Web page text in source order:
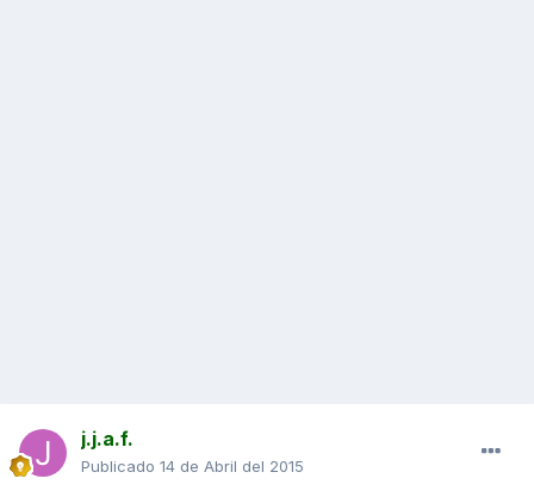
j.j.a.f.
Publicado 14 de Abril del 2015